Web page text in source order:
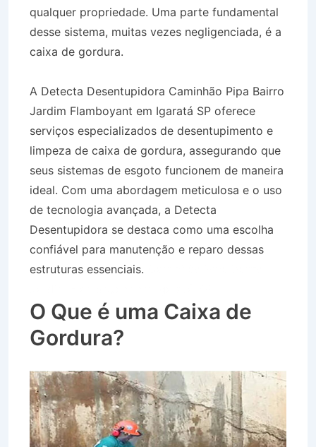
qualquer propriedade. Uma parte fundamental
desse sistema, muitas vezes negligenciada, é a
caixa de gordura.
A Detecta Desentupidora Caminhão Pipa Bairro
Jardim Flamboyant em Igaratá SP oferece
serviços especializados de desentupimento e
limpeza de caixa de gordura, assegurando que
seus sistemas de esgoto funcionem de maneira
ideal. Com uma abordagem meticulosa e o uso
de tecnologia avançada, a Detecta
Desentupidora se destaca como uma escolha
confiável para manutenção e reparo dessas
estruturas essenciais.
O Que é uma Caixa de
Gordura?